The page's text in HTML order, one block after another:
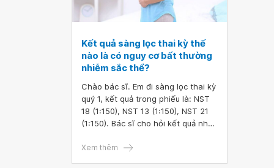
Kết quả sàng lọc thai kỳ thế
nào là có nguy cơ bất thường
nhiễm sắc thể?
Chào bác sĩ. Em đi sàng lọc thai kỳ
quý 1, kết quả trong phiếu là: NST
18 (1:150), NST 13 (1:150), NST 21
(1:150). Bác sĩ cho hỏi kết quả như
sĩ tư vấn giúp em. Em xin cảm ơn ạ.
Xem thêm